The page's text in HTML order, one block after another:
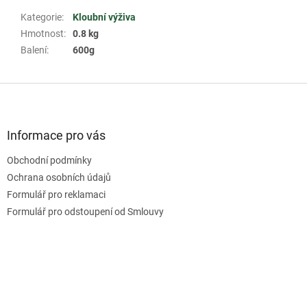
Kategorie:
Kloubní výživa
Hmotnost:
0.8 kg
Balení: 600g
Informace pro vás
Obchodní podmínky
Ochrana osobních údajů
Formulář pro reklamaci
Formulář pro odstoupení od Smlouvy